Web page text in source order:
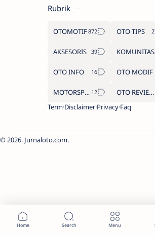
Rubrik
OTOMOTIF OTO TIPS
AKSESORIS KOMUNITAS
OTO INFO OTO MODIF
MOTORSPORT
OTO REVIEW
Term Disclaimer Privacy Faq
2026. Jurnaloto.com.